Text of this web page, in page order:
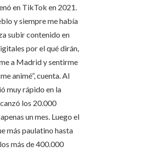
en TikTok en 2021.
y siempre me había
subir contenido en
por el qué dirán,
a Madrid y sentirme
me animé”, cuenta. Al
muy rápido en la
los 20.000
un mes. Luego el
más paulatino hasta
más de 400.000